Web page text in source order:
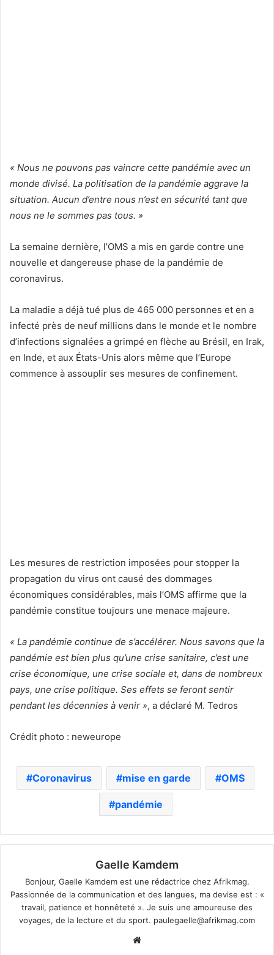
« Nous ne pouvons pas vaincre cette pandémie avec un
monde divisé. La politisation de la pandémie aggrave la
situation. Aucun d’entre nous n’est en sécurité tant que
nous ne le sommes pas tous. »
La semaine dernière, l’OMS a mis en garde contre une
nouvelle et dangereuse phase de la pandémie de
coronavirus.
La maladie a déjà tué plus de 465 000 personnes et en a
infecté près de neuf millions dans le monde et le nombre
d’infections signalées a grimpé en flèche au Brésil, en Irak,
en Inde, et aux États-Unis alors même que l’Europe
commence à assouplir ses mesures de confinement.
Les mesures de restriction imposées pour stopper la
propagation du virus ont causé des dommages
économiques considérables, mais l’OMS affirme que la
pandémie constitue toujours une menace majeure.
« La pandémie continue de s’accélérer. Nous savons que la
pandémie est bien plus qu’une crise sanitaire, c’est une
crise économique, une crise sociale et, dans de nombreux
pays, une crise politique. Ses effets se feront sentir
pendant les décennies à venir », a déclaré M. Tedros
Crédit photo : neweurope
Coronavirus mise en garde OMS
pandémie
Gaelle Kamdem
Bonjour, Gaelle Kamdem est une rédactrice chez Afrikmag.
Passionnée de la communication et des langues, ma devise est : «
travail, patience et honnêteté ». Je suis une amoureuse des
voyages, de la lecture et du sport. paulegaelle@afrikmag.com